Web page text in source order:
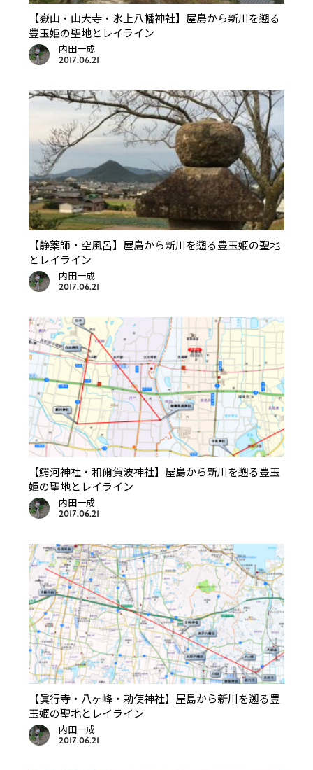
【嶽山・山大寺・氷上八幡神社】屋島から新川を遡る
豊玉姫の聖地とレイライン
内田一成
2017.06.21
【静薬師・空風呂】屋島から新川を遡る豊玉姫の聖地
とレイライン
内田一成
2017.06.21
【鰐河神社・和爾賀波神社】屋島から新川を遡る豊玉
姫の聖地とレイライン
内田一成
2017.06.21
【眞行寺・八ヶ峰・勅使神社】屋島から新川を遡る豊
玉姫の聖地とレイライン
内田一成
2017.06.21